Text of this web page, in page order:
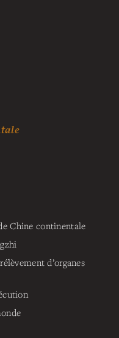
Chine continentale
d’organes